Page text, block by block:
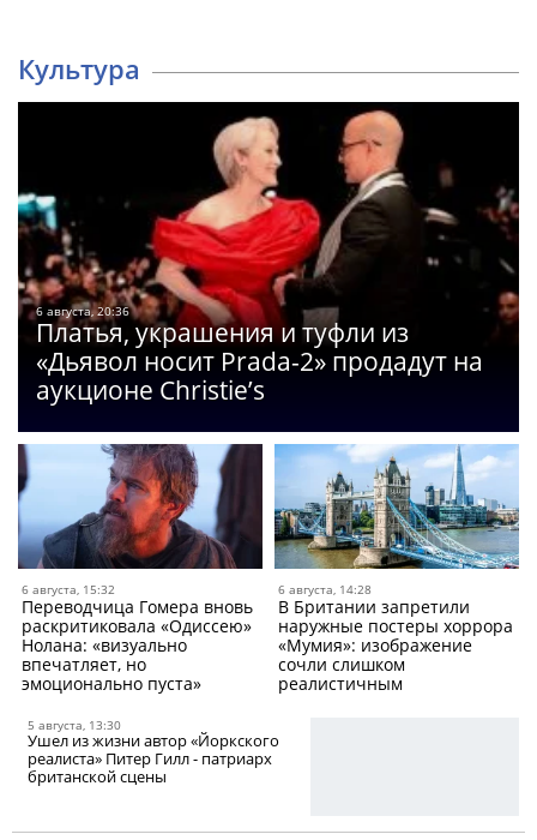
Культура
6 августа, 20:36
Платья, украшения и туфли из
«Дьявол носит Prada-2» продадут на
аукционе Christie’s
6 августа, 15:32
Переводчица Гомера вновь
раскритиковала «Одиссею»
Нолана: «визуально
впечатляет, но
эмоционально пуста»
6 августа, 14:28
В Британии запретили
наружные постеры хоррора
«Мумия»: изображение
сочли слишком
реалистичным
5 августа, 13:30
Ушел из жизни автор «Йоркского
реалиста» Питер Гилл - патриарх
британской сцены